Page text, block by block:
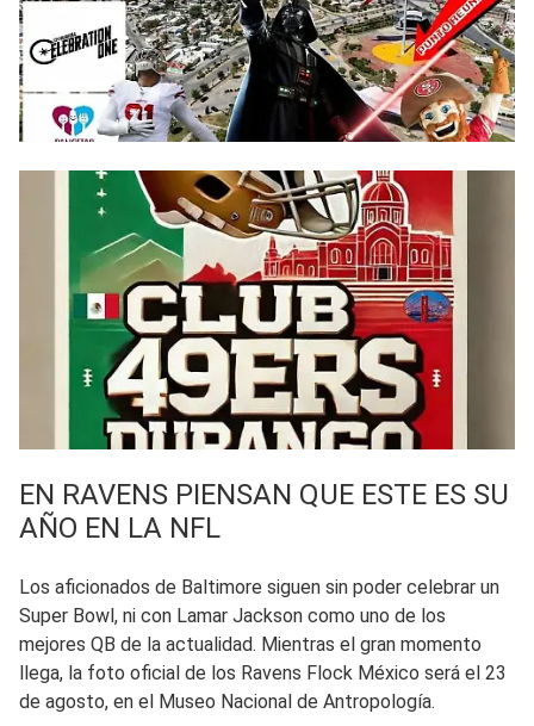
EN RAVENS PIENSAN QUE ESTE ES SU
AÑO EN LA NFL
Los aficionados de Baltimore siguen sin poder celebrar un
Super Bowl, ni con Lamar Jackson como uno de los
mejores QB de la actualidad. Mientras el gran momento
llega, la foto oficial de los Ravens Flock México será el 23
de agosto, en el Museo Nacional de Antropología.